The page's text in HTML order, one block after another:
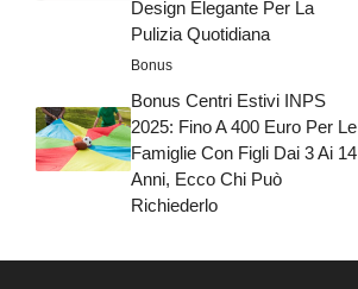
Design Elegante Per La
Pulizia Quotidiana
Bonus
Bonus Centri Estivi INPS
2025: Fino A 400 Euro Per Le
Famiglie Con Figli Dai 3 Ai 14
Anni, Ecco Chi Può
Richiederlo